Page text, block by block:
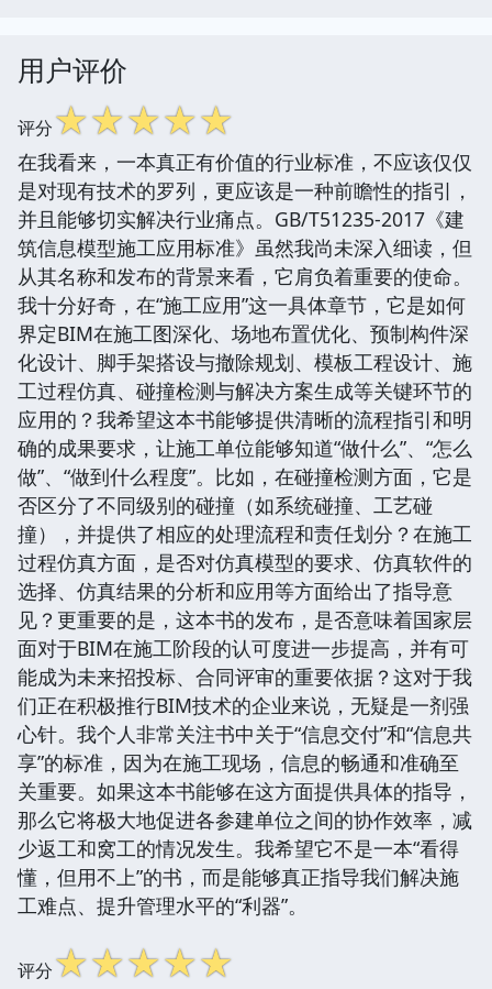
用户评价
评分☆☆☆☆☆
在我看来，一本真正有价值的行业标准，不应该仅仅
是对现有技术的罗列，更应该是一种前瞻性的指引，
并且能够切实解决行业痛点。GB/T51235-2017《建
筑信息模型施工应用标准》虽然我尚未深入细读，但
从其名称和发布的背景来看，它肩负着重要的使命。
我十分好奇，在“施工应用”这一具体章节，它是如何
界定BIM在施工图深化、场地布置优化、预制构件深
化设计、脚手架搭设与撤除规划、模板工程设计、施
工过程仿真、碰撞检测与解决方案生成等关键环节的
应用的？我希望这本书能够提供清晰的流程指引和明
确的成果要求，让施工单位能够知道“做什么”、“怎么
做”、“做到什么程度”。比如，在碰撞检测方面，它是
否区分了不同级别的碰撞（如系统碰撞、工艺碰
撞），并提供了相应的处理流程和责任划分？在施工
过程仿真方面，是否对仿真模型的要求、仿真软件的
选择、仿真结果的分析和应用等方面给出了指导意
见？更重要的是，这本书的发布，是否意味着国家层
面对于BIM在施工阶段的认可度进一步提高，并有可
能成为未来招投标、合同评审的重要依据？这对于我
们正在积极推行BIM技术的企业来说，无疑是一剂强
心针。我个人非常关注书中关于“信息交付”和“信息共
享”的标准，因为在施工现场，信息的畅通和准确至
关重要。如果这本书能够在这方面提供具体的指导，
那么它将极大地促进各参建单位之间的协作效率，减
少返工和窝工的情况发生。我希望它不是一本“看得
懂，但用不上”的书，而是能够真正指导我们解决施
工难点、提升管理水平的“利器”。
评分☆☆☆☆☆